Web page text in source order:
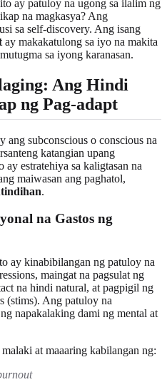
ay patuloy na ugong sa ilalim ng
na magkasya? Ang
sa self-discovery. Ang isang
ay makakatulong sa iyo na makita
sa iyong karanasan.
Ang Hindi
ng Pag-adapt
subconscious o conscious na
katangian upang
ay estratehiya sa kaligtasan na
maiwasan ang paghatol,
.
na Gastos ng
ay kinabibilangan ng patuloy na
maingat na pagsulat ng
na hindi natural, at pagpigil ng
(stims). Ang patuloy na
napakalaking dami ng mental at
at maaaring kabilangan ng: